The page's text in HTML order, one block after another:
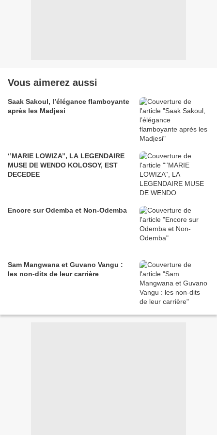
Vous aimerez aussi
Saak Sakoul, l’élégance flamboyante
après les Madjesi
‘’MARIE LOWIZA’’, LA LEGENDAIRE
MUSE DE WENDO KOLOSOY, EST
DECEDEE
Encore sur Odemba et Non-Odemba
Sam Mangwana et Guvano Vangu :
les non-dits de leur carrière